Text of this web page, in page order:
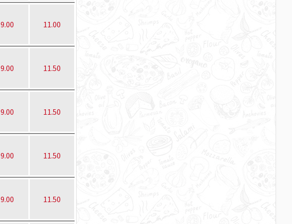
9.00 11.00
9.00 11.50
9.00 11.50
9.00 11.50
9.00 11.50